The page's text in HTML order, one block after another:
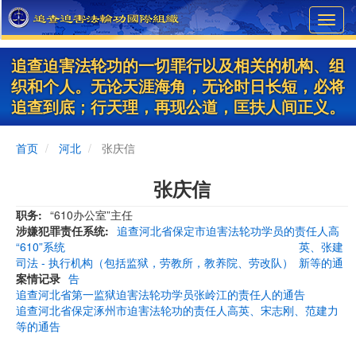
Skip
to
main
content
追查迫害法轮功的一切罪行以及相关的机构、组
织和个人。无论天涯海角，无论时日长短，必将
追查到底；行天理，再现公道，匡扶人间正义。
首页 河北 张庆信
张庆信
职务
“610办公室”主任
涉嫌犯罪责任系统
“610”系统
司法 - 执行机构（包括监狱，劳教所，教养院、劳改队）
案情记录
追查河北省保定市迫害法轮功学员的责任人高
英、张建
新等的通
告
追查河北省第一监狱迫害法轮功学员张岭江的责任人的通告
追查河北省保定涿州市迫害法轮功的责任人高英、宋志刚、范建力
等的通告